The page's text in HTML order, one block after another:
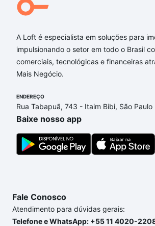
Qual o preço de Imóveis à venda em
catarina - Água Verde, Curitiba, PR?
Aqui na Loft temos a oferta ideal
Imóveis à venda em rua santa
Verde, Curitiba, PR que custam a
com nossas opções de
ainda tem alguma dúvida dos
processo de compra, veja em nosso
custa comprar um apartamento
gente para comprar o imóvel dos
segurança e conforto. Loft, com
A Loft é especialista em soluções para
impulsionando o setor em todo o Brasil
comerciais, tecnológicas e financeiras
Mais Negócio.
ENDEREÇO
Rua Tabapuã, 743 - Itaim Bibi, São
Baixe nosso app
Fale Conosco
Atendimento para dúvidas gerais:
Telefone e WhatsApp: +55 11 4020-